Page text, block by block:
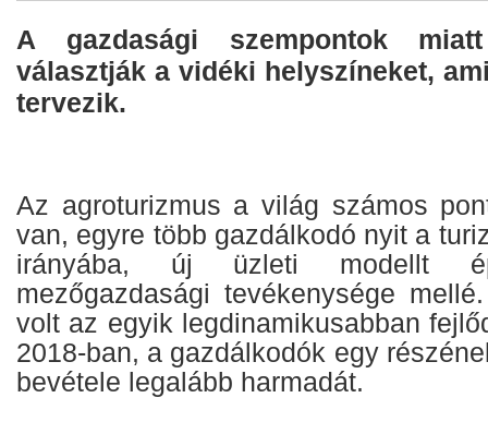
A gazdasági szempontok
választják a vidéki helyszíneket,
tervezik.
Az agroturizmus a világ számos
van, egyre több gazdálkodó nyit a
irányába, új üzleti modellt
mezőgazdasági tevékenysége
volt az egyik legdinamikusabban
2018-ban, a gazdálkodók egy
bevétele legalább harmadát.